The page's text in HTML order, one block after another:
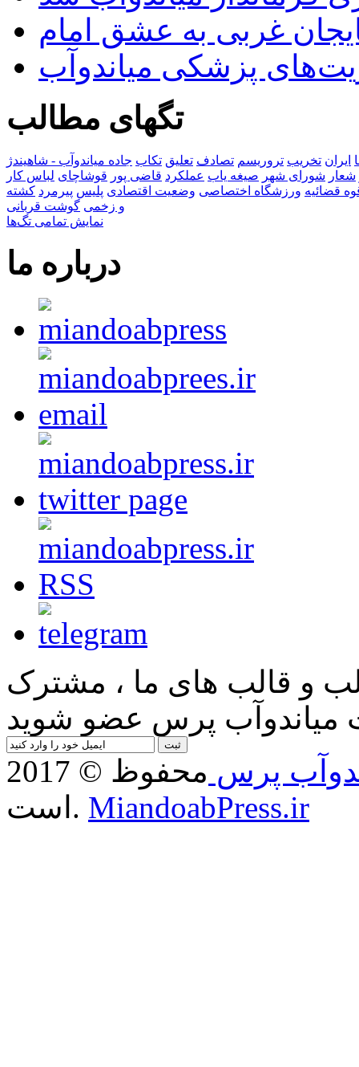
غربی به عشق امام
پزشکی میاندوآب
تگهای مطالب
ایران تخریب تروریسم تصادف تعلیق تکاب جاده میاندوآب - شاهیندژ
شعار شورای شهر صیغه یاب عملکرد قاضی پور قوشاچای لباس کار
قضائیه ورزشگاه اختصاصی وضعیت اقتصادی پلیس پیرمرد کشته
و زخمی گوشت قربانی
نمایش تمامی تگ‌ها
درباره ما
و قالب های ما ، مشترک
پرس محفوظ
است. MiandoabPress.ir